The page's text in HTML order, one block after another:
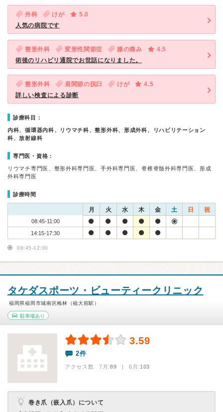
外科 けが
5.0
人気の病院です
整形外科 変形性関節症 膝の痛み
4.5
術後のリハビリ通院でお世話になりました。
整形外科 肩関節の脱臼 けが
4.5
詳しい検査による診断
診療科目：
内科、循環器内科、リウマチ科、整形外科、形成外科、リハビリテーション
科、放射線科
専門医・資格：
リウマチ専門医、整形外科専門医、手外科専門医、脊椎脊髄外科専門医、形成
外科専門医
診療時間
月 火 水 木 金 土 日 祝
08:45-11:00
14:15-17:30
08:45-12:00
タケダスポーツ・ビューティークリニック
福岡県福岡市城南区梅林（福大前駅）
駐車場あり
3.59
2件
アクセス数 7月:89 | 6月:103
巻き爪（嵌入爪）について